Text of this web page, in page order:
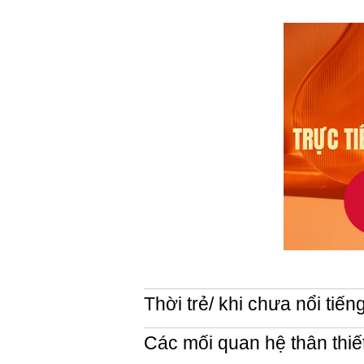
Thời trẻ/ khi chưa nổi
Các mối quan hệ thân